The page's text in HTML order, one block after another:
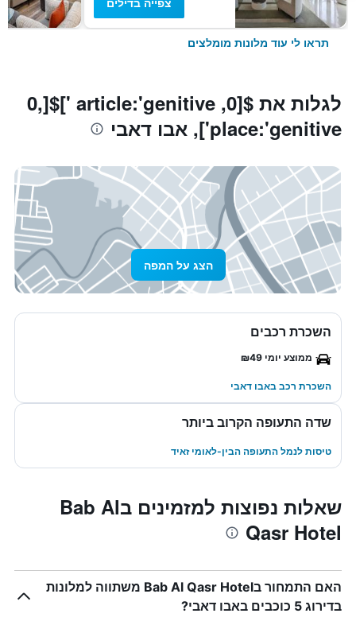
תראו לי עוד מלונות מומלצים
לגלות את $[0, article:'genitive ']$[0,
place:'genitive'], אבו דאבי
הצג על המפה
השכרת רכבים
ממוצע יומי ₪49
השכרת רכב באבו דאבי
שדה התעופה הקרוב ביותר
טיסות לנמל התעופה הבין-לאומי זאיד
שאלות נפוצות למזמינים בBab Al
Qasr Hotel
האם התמחור בBab Al Qasr Hotel משתווה למלונות
בדירוג 5 כוכבים באבו דאבי?